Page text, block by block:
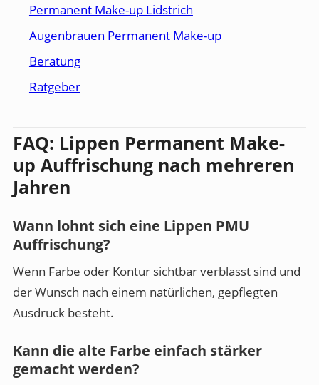
Permanent Make-up Lidstrich
Augenbrauen Permanent Make-up
Beratung
Ratgeber
FAQ: Lippen Permanent Make-
up Auffrischung nach mehreren
Jahren
Wann lohnt sich eine Lippen PMU
Auffrischung?
Wenn Farbe oder Kontur sichtbar verblasst sind und
der Wunsch nach einem natürlichen, gepflegten
Ausdruck besteht.
Kann die alte Farbe einfach stärker
gemacht werden?